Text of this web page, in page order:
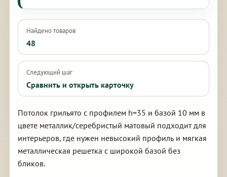
Найдено товаров
48
Следующий шаг
Сравнить и открыть карточку
Потолок грильято с профилем h=35 и базой 10 мм в
цвете металлик/серебристый матовый подходит для
интерьеров, где нужен невысокий профиль и мягкая
металлическая решетка с широкой базой без
бликов.